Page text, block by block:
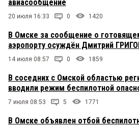
авиасообщение
20 июля 16:33 0 1420
В Омске за сообщение о
аэропорту осуждён Дмитрий
14 июля 08:57 0 1859
В соседних с Омской областью
вводили режим беспилотной
7 июля 08:53 5 1771
В Омске объявлен отбой